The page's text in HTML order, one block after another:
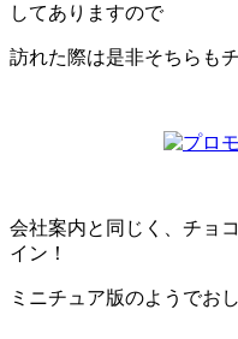
してありますので
訪れた際は是非そちらも
会社案内と同じく、チョ
イン！
ミニチュア版のようでお